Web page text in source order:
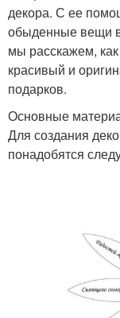
декора. С ее
обыденные вещи
мы расскажем,
красивый и
подарков.
Основные
Для создания
понадобятся